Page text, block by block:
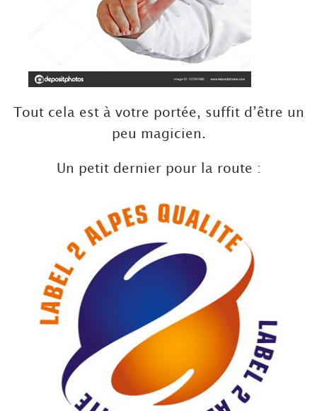
Tout cela est à votre portée, suffit d’être un
peu magicien.
Un petit dernier pour la route :